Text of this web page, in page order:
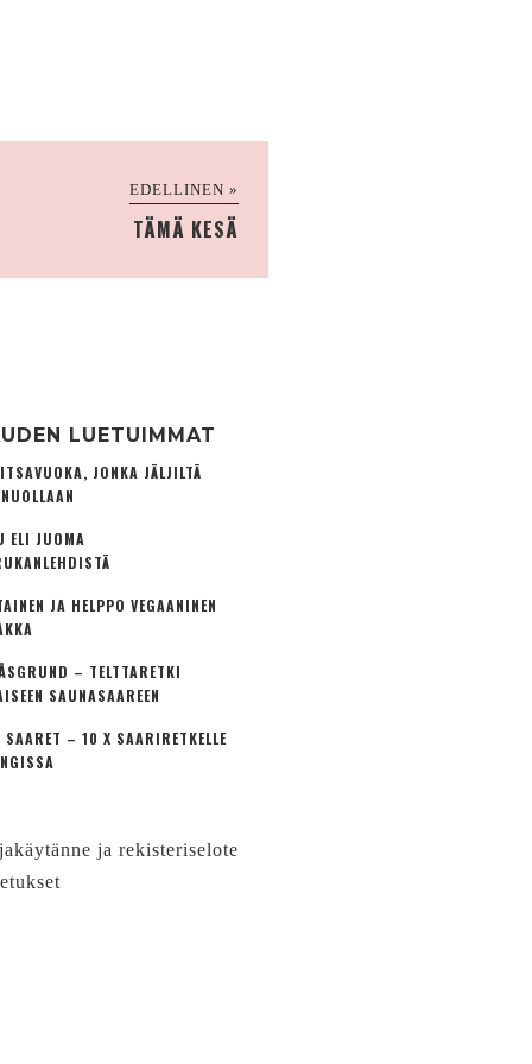
EDELLINEN »
TÄMÄ KESÄ
LUETUIMMAT
JONKA JÄLJILTÄ
ELI JUOMA
JA HELPPO VEGAANINEN
– TELTTARETKI
SAUNASAAREEN
SAARET – 10 X SAARIRETKELLE
ja rekisteriselote